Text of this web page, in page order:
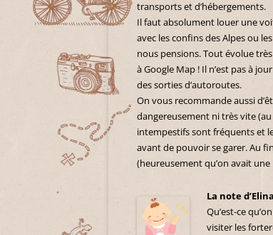
transports et d’hébergements.
Il faut absolument louer une
avec les confins des Alpes ou
nous pensions. Tout évolue
à Google Map ! Il n’est pas à
des sorties d’autoroutes.
On vous recommande aussi
dangereusement ni très vite
intempestifs sont fréquents et
avant de pouvoir se garer. Au
(heureusement qu’on avait
La note
Qu’est-ce
visiter les